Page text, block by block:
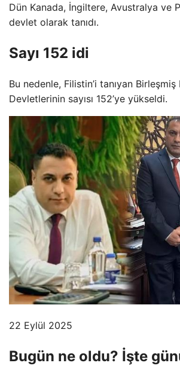
Dün Kanada, İngiltere, Avustralya ve
devlet olarak tanıdı.
Sayı 152 idi
Bu nedenle, Filistin’i tanıyan
Devletlerinin sayısı 152’ye yükseldi.
22 Eylül 2025
Bugün ne oldu? İşte